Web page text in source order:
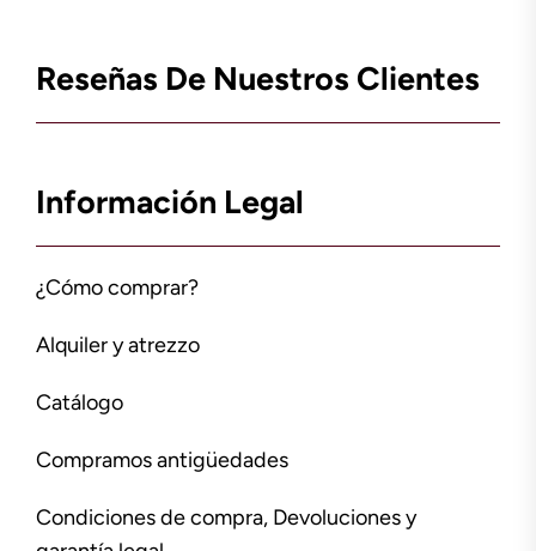
Reseñas De Nuestros Clientes
Información Legal
¿Cómo comprar?
Alquiler y atrezzo
Catálogo
Compramos antigüedades
Condiciones de compra, Devoluciones y